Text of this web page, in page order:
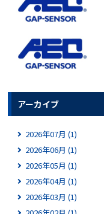
アーカイブ
2026年07月 (1)
2026年06月 (1)
2026年05月 (1)
2026年04月 (1)
2026年03月 (1)